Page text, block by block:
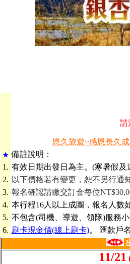
請
恩久旅遊~感恩長久
★ 備註說明：
1. 有效日期出發日為主。(寒暑假
2. 以下價格若有變更，恕不另行通
3. 報名確認請繳交訂金每位
4. 本行程16人以上成團，報名人數
5. 不包含(司機、導遊、領隊)服務
6. 刷卡現金價(線上刷卡)。 匯款戶
11/21